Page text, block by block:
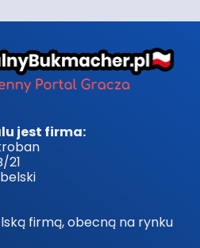
jest firma:
21
firmą, obecną na rynku